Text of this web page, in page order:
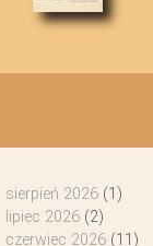
sierpień 2026(1)
lipiec 2026(2)
czerwiec 2026(11)